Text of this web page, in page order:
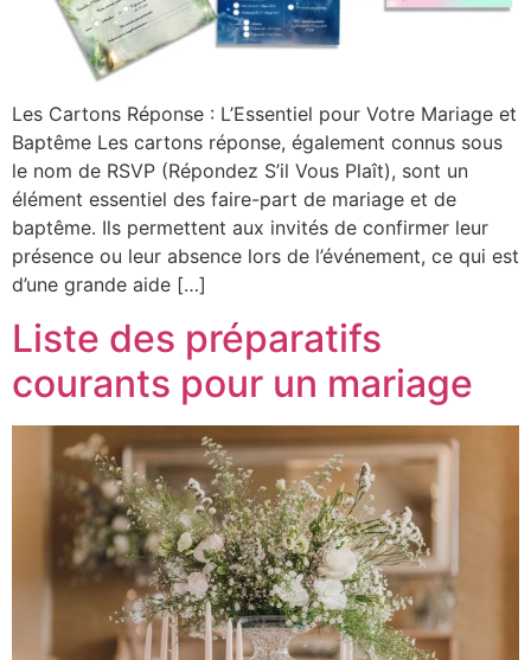
Les Cartons Réponse : L’Essentiel pour Votre Mariage et
Baptême Les cartons réponse, également connus sous
le nom de RSVP (Répondez S’il Vous Plaît), sont un
élément essentiel des faire-part de mariage et de
baptême. Ils permettent aux invités de confirmer leur
présence ou leur absence lors de l’événement, ce qui est
d’une grande aide […]
Liste des préparatifs
courants pour un mariage